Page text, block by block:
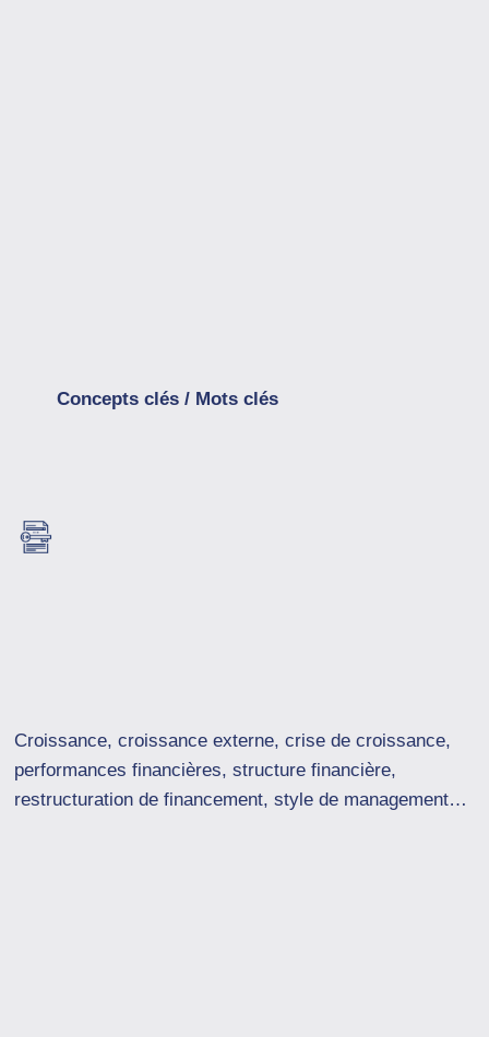
Concepts clés / Mots clés
Croissance, croissance externe, crise de croissance,
performances financières, structure financière,
restructuration de financement, style de management…